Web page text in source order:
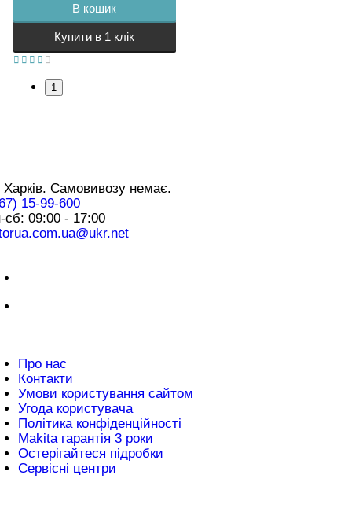
В кошик
Купити в 1 клік
1
Самовивозу немає.
15-99-600
сб: 09:00 - 17:00
Про нас
Контакти
Умови користування сайтом
Угода користувача
Політика конфіденційності
Makita гарантія 3 роки
Остерігайтеся підробки
Сервісні центри